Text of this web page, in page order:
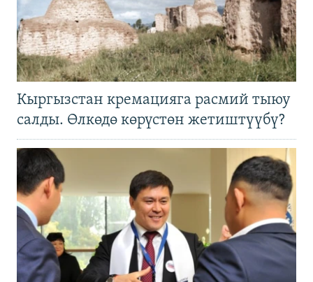
Кыргызстан кремацияга расмий тыюу
салды. Өлкөдө көрүстөн жетиштүүбү?